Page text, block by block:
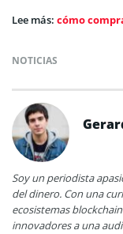
Lee más: cómo
NOTICIAS
Soy un periodista
del dinero. Con una
ecosistemas
innovadores a una